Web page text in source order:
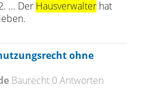
... Der Hausverwalter hat
ohne
Baurecht 0 Antworten